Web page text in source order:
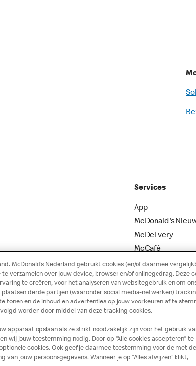
Services
App
McDonald's
McDelivery
McCafé
Cookies
McDonald’s Nederland gebruikt cookies (en/of daarmee
verzamelen over jouw device, browser en/of onlinegedrag. Deze
te creëren, voor het analyseren van websitegebruik en om
derde partijen (waaronder social media-netwerken)
tonen en de inhoud en advertenties op jouw voorkeuren af te
worden door middel van deze tracking cookies.
apparaat opslaan als ze strikt noodzakelijk zijn voor het gebruik
wij jouw toestemming nodig. Door op “Alle cookies accepteren” te
cookies. Ook geef je daarmee toestemming voor de met de
jouw persoonsgegevens. Wanneer je op “Alles afwijzen” klikt,